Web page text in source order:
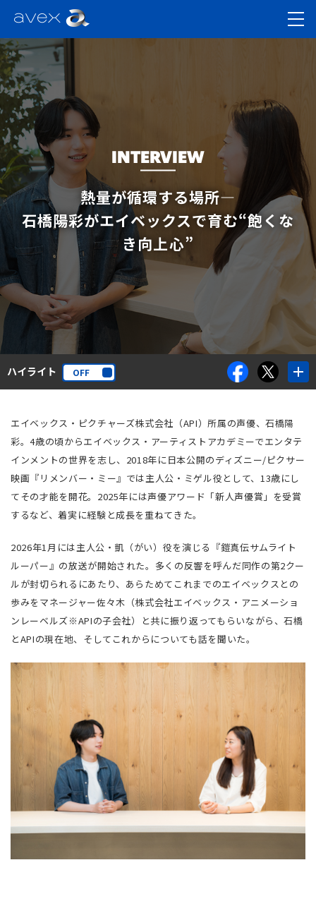
INTERVIEW
熱量が循環する場所—
石橋陽彩がエイベックスで育む“飽くな
き向上心”
ハイライト OFF
エイベックス・ピクチャーズ株式会社（API）所属の声優、石橋陽
彩。4歳の頃からエイベックス・アーティストアカデミーでエンタテ
インメントの世界を志し、2018年に日本公開のディズニー/ピクサー
映画『リメンバー・ミー』では主人公・ミゲル役として、13歳にし
てその才能を開花。2025年には声優アワード「新人声優賞」を受賞
するなど、着実に経験と成長を重ねてきた。
2026年1月には主人公・凱（がい）役を演じる『鎧真伝サムライト
ルーパー』の放送が開始された。多くの反響を呼んだ同作の第2クー
ルが封切られるにあたり、あらためてこれまでのエイベックスとの
歩みをマネージャー佐々木（株式会社エイベックス・アニメーショ
ンレーベルズ※APIの子会社）と共に振り返ってもらいながら、石橋
とAPIの現在地、そしてこれからについても話を聞いた。